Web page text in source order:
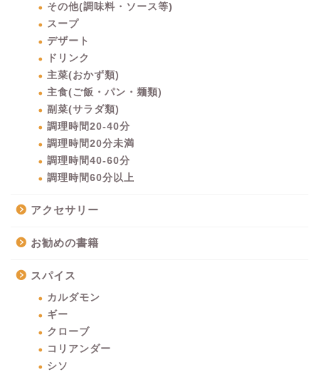
その他(調味料・ソース等)
スープ
デザート
ドリンク
主菜(おかず類)
主食(ご飯・パン・麺類)
副菜(サラダ類)
調理時間20-40分
調理時間20分未満
調理時間40-60分
調理時間60分以上
アクセサリー
お勧めの書籍
スパイス
カルダモン
ギー
クローブ
コリアンダー
シソ